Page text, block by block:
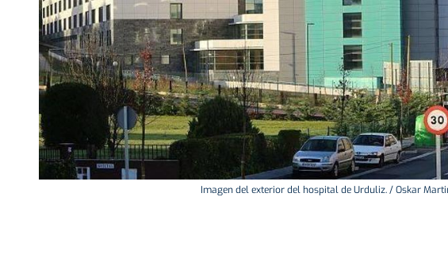
Imagen del exterior del hospital de Urduliz. / Oskar